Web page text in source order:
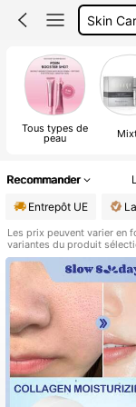
Skin
Tous types de
peau
Recommander
Entrepôt UE
Les prix peuvent varier en
variantes du produit